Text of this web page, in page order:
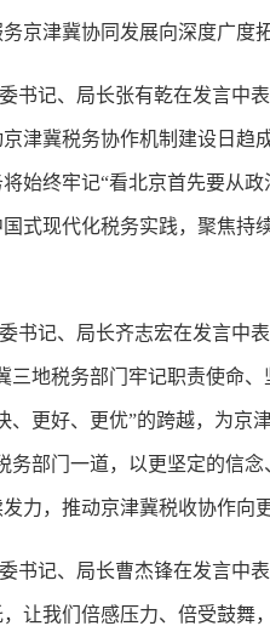
京津冀协同发展向深度广度拓
记、局长张有乾在发言中表
津冀税务协作机制建设日趋
始终牢记“看北京首先要从
式现代化税务实践，聚焦持
记、局长齐志宏在发言中表
三地税务部门牢记职责使命
、更好、更优”的跨越，为京
务部门一道，以更坚定的信
力，推动京津冀税收协作向
记、局长曹杰锋在发言中表
让我们倍感压力、倍受鼓舞